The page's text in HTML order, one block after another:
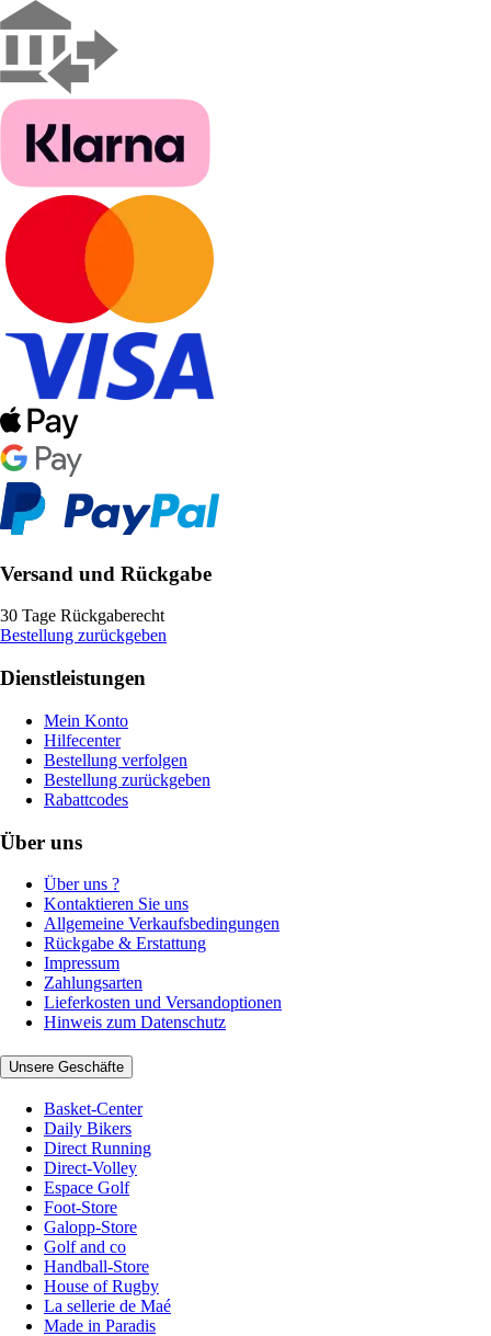
Versand und Rückgabe
30 Tage Rückgaberecht
Bestellung zurückgeben
Dienstleistungen
Mein Konto
Hilfecenter
Bestellung verfolgen
Bestellung zurückgeben
Rabattcodes
Über uns
Über uns ?
Kontaktieren Sie uns
Allgemeine Verkaufsbedingungen
Rückgabe & Erstattung
Impressum
Zahlungsarten
Lieferkosten und Versandoptionen
Hinweis zum Datenschutz
Unsere Geschäfte
Basket-Center
Daily Bikers
Direct Running
Direct-Volley
Espace Golf
Foot-Store
Galopp-Store
Golf and co
Handball-Store
House of Rugby
La sellerie de Maé
Made in Paradis